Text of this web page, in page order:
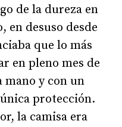
de la dureza en
en desuso desde
que lo más
en pleno mes de
mano y con un
protección.
la camisa era